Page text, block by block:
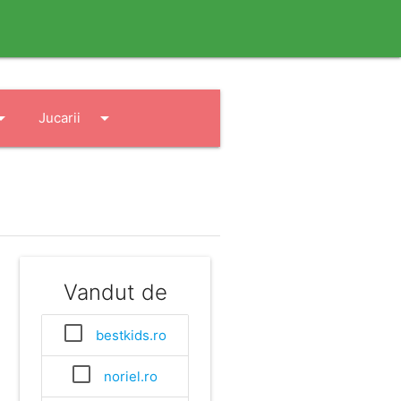
Jucarii arrow_drop_down
Vandut de
bestkids.ro
noriel.ro